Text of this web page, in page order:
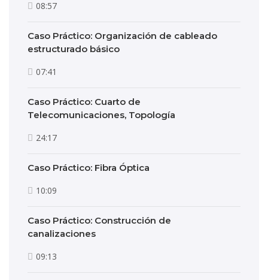
08:57
Caso Práctico: Organización de cableado
estructurado básico
07:41
Caso Práctico: Cuarto de
Telecomunicaciones, Topología
24:17
Caso Práctico: Fibra Óptica
10:09
Caso Práctico: Construcción de
canalizaciones
09:13